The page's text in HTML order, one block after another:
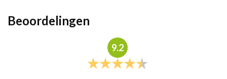
Beoordelingen
9.2